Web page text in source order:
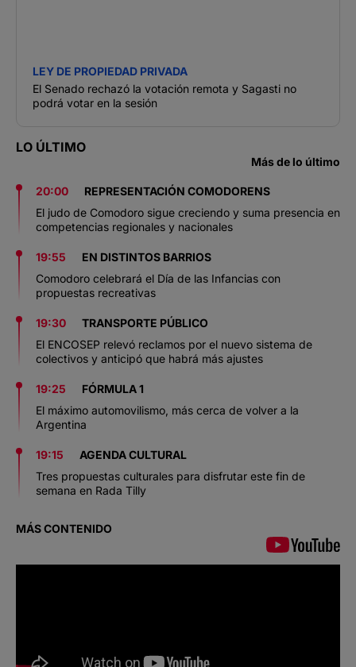
LEY DE PROPIEDAD PRIVADA
El Senado rechazó la votación remota y Sagasti no
podrá votar en la sesión
LO ÚLTIMO
Más de lo último
20:00
REPRESENTACIÓN COMODORENS
El judo de Comodoro sigue creciendo y suma presencia en
competencias regionales y nacionales
19:55
EN DISTINTOS BARRIOS
Comodoro celebrará el Día de las Infancias con
propuestas recreativas
19:30
TRANSPORTE PÚBLICO
El ENCOSEP relevó reclamos por el nuevo sistema de
colectivos y anticipó que habrá más ajustes
19:25
FÓRMULA 1
El máximo automovilismo, más cerca de volver a la
Argentina
19:15
AGENDA CULTURAL
Tres propuestas culturales para disfrutar este fin de
semana en Rada Tilly
MÁS CONTENIDO